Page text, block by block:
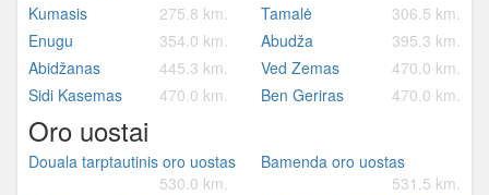
Kumasis
275.8 km. Tamalė
306.5 km.
Enugu
354.0 km. Abudža
395.3 km.
Abidžanas
445.3 km. Ved Zemas
470.0 km.
Sidi Kasemas
470.0 km. Ben Geriras 470.0 km.
Oro uostai
Douala tarptautinis oro uostas
530.0 km.
Bamenda oro uostas
531.5 km.